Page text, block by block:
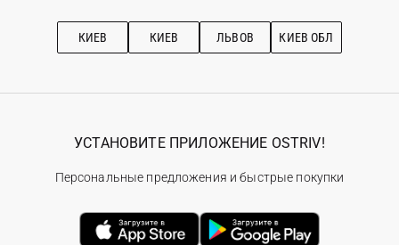
Рекомендации по уходу
КИЕВ КИЕВ ЛЬВОВ КИЕВ ОБЛ
УСТАНОВИТЕ ПРИЛОЖЕНИЕ OSTRIV!
Персональные предложения и быстрые покупки